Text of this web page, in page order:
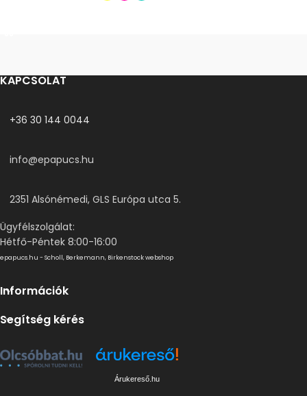
KAPCSOLAT
+36 30 144 0044
info@epapucs.hu
2351 Alsónémedi, GLS Európa utca 5.
Ügyfélszolgálat:
Hétfő-Péntek 8:00-16:00
epapucs.hu - Scholl, Berkemann, Birkenstock webshop
Információk
Segítség kérés
Árukereső.hu